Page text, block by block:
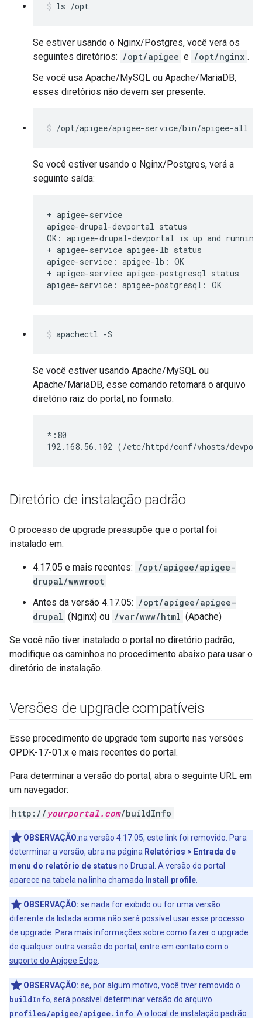
ls /opt
Se estiver usando o Nginx/Postgres, você verá os
seguintes diretórios: /opt/apigee e /opt/nginx .
Se você usa Apache/MySQL ou Apache/MariaDB,
esses diretórios não devem ser presente.
/opt/apigee/apigee-service/bin/apigee-all
Se você estiver usando o Nginx/Postgres, verá a
seguinte saída:
+ apigee-service
apigee-drupal-devportal status
OK: apigee-drupal-devportal is up and running
+ apigee-service apigee-lb status
apigee-service: apigee-lb: OK
+ apigee-service apigee-postgresql status
apigee-service: apigee-postgresql: OK
apachectl -S
Se você estiver usando Apache/MySQL ou
Apache/MariaDB, esse comando retornará o arquivo
diretório raiz do portal, no formato:
*:80
192.168.56.102 (/etc/httpd/conf/vhosts/
Diretório de instalação padrão
O processo de upgrade pressupõe que o portal foi
instalado em:
4.17.05 e mais recentes: /opt/apigee/apigee-
drupal/wwwroot
Antes da versão 4.17.05: /opt/apigee/apigee-
drupal (Nginx) ou /var/www/html (Apache)
Se você não tiver instalado o portal no diretório padrão,
modifique os caminhos no procedimento abaixo para usar o
diretório de instalação.
Versões de upgrade compatíveis
Esse procedimento de upgrade tem suporte nas versões
OPDK-17-01.x e mais recentes do portal.
Para determinar a versão do portal, abra o seguinte URL em
um navegador:
http:// yourportal.com/buildInfo
OBSERVAÇÃO:na versão 4.17.05, este link foi removido. Para
determinar a versão, abra na página Relatórios > Entrada de
menu do relatório de status no Drupal. A versão do portal
aparece na tabela na linha chamada Install profile
OBSERVAÇÃO: se nada for exibido ou for uma versão
diferente da listada acima não será possível usar esse processo
de upgrade. Para mais informações sobre como fazer o upgrade
de qualquer outra versão do portal, entre em contato com o
suporte do Apigee Edge
OBSERVAÇÃO: se, por algum motivo, você tiver removido o
buildInfo, será possível determinar versão do arquivo
profiles/apigee/apigee.info . A o local de instalação padrão